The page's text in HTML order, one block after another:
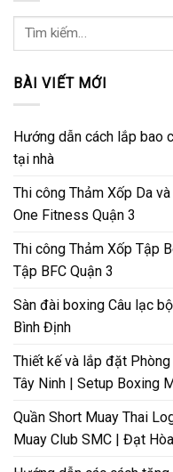
Tìm
BÀI VIẾT MỚI
Hướng dẫn cách lắp bao
tại nhà
Thi công Thảm Xốp Da
One Fitness Quận 3
Thi công Thảm Xốp Tập
Tập BFC Quận 3
Sàn đài boxing Câu lạc
Bình Định
Thiết kế và lắp đặt
Tây Ninh | Setup Boxing
Quần Short Muay Thai
Muay Club SMC | Đạt